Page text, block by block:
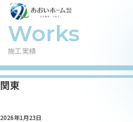
施工実績
関東
2026年1月23日